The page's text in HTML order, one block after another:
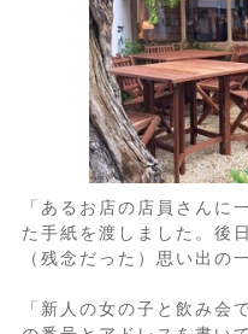
「あるお店の店員さんに
た手紙を渡しました。後
（残念だった）思い出の
「新人の女の子と飲み会